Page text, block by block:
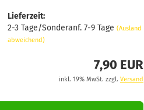
Lieferzeit:
2-3 Tage/Sonderanf. 7-9 Tage (Ausland
abweichend)
7,90 EUR
inkl. 19% MwSt. zzgl. Versand